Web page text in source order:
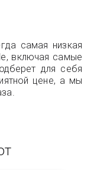
самая низкая
включая самые
для себя
цене, а мы